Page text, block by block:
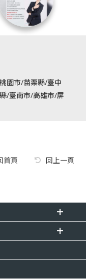
園市/苗栗縣/臺中
/臺南市/高雄市/屏
首頁 回上一頁